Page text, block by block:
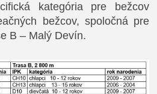
kategória pre bežcov
bežcov, spoločná pre
B – Malý Devín.